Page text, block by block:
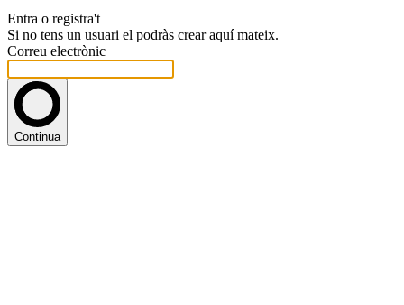
Entra o registra't
Si no tens un usuari el podràs crear aquí mateix.
Correu electrònic
Continua